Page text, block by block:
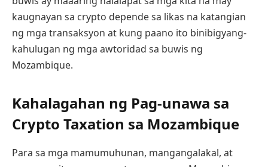
kaugnayan sa crypto depende sa likas na katangian
ng mga transaksyon at kung paano ito binibigyang-
kahulugan ng mga awtoridad sa buwis ng
Mozambique.
Kahalagahan ng Pag-unawa sa
Crypto Taxation sa Mozambique
Para sa mga mamumuhunan, mangangalakal, at